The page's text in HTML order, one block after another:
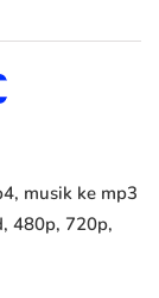
musik ke mp3
480p, 720p,